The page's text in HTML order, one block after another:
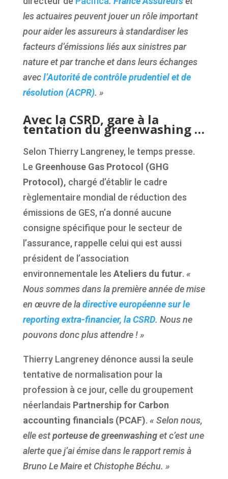
les actuaires peuvent jouer un rôle important
pour aider les assureurs à standardiser les
facteurs d’émissions liés aux sinistres par
nature et par tranche et dans leurs échanges
avec l’Autorité de contrôle prudentiel et de
résolution (ACPR). »
Avec la CSRD, gare à la
tentation du greenwashing …
Selon Thierry Langreney, le temps presse.
Le Greenhouse Gas Protocol (GHG
Protocol), chargé d’établir le cadre
règlementaire mondial de réduction des
émissions de GES, n’a donné aucune
consigne spécifique pour le secteur de
l’assurance, rappelle celui qui est aussi
président de l’association
environnementale les Ateliers du futur. «
Nous sommes dans la première année de mise
en œuvre de la directive européenne sur le
reporting extra-financier, la CSRD. Nous ne
pouvons donc plus attendre ! »
Thierry Langreney dénonce aussi la seule
tentative de normalisation pour la
profession à ce jour, celle du groupement
néerlandais Partnership for Carbon
accounting financials (PCAF). « Selon nous,
elle est porteuse de greenwashing et c’est une
alerte que j’ai émise dans le rapport remis à
Bruno Le Maire et Chistophe Béchu. »